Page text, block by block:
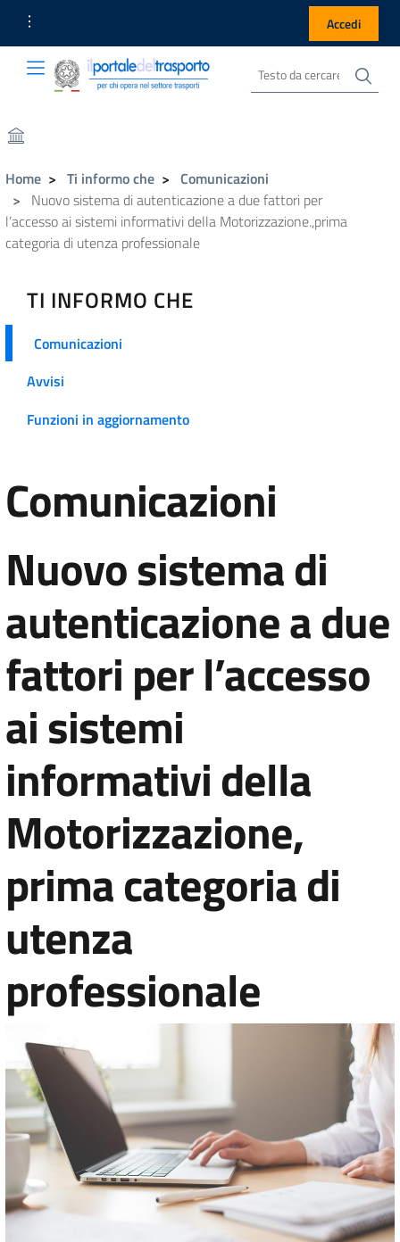
Link Utili Accedi
Portale del Trasporto
Portale del Trasporto Cerca nel sito
Home Ti informo che
Comunicazioni
Nuovo sistema di autenticazione a due fattori per
l’accesso ai sistemi informativi della Motorizzazione.,prima
categoria di utenza professionale
TI INFORMO CHE
Comunicazioni
Avvisi
Funzioni in aggiornamento
Comunicazioni
Nuovo sistema di
autenticazione a due
fattori per l’accesso
ai sistemi
informativi della
Motorizzazione,
prima categoria di
utenza
professionale